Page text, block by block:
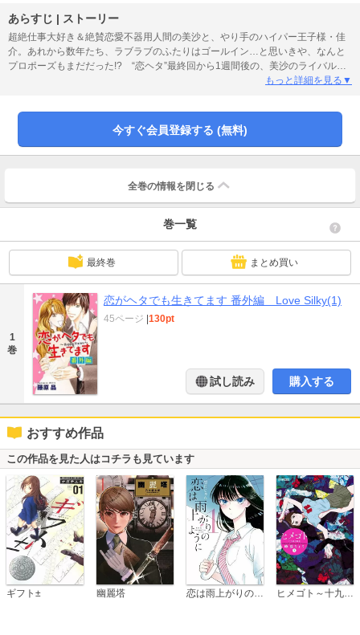
あらすじ | ストーリー
超絶仕事大好き＆絶賛恋愛不器用人間の美沙と、やり手のハイパー王子様・佳
介。あれから数年たち、ラブラブのふたりはゴールイン…と思いきや、なんと
プロポーズもまだだった!? “恋ヘタ”最終回から1週間後の、美沙のライバル同
僚・司と、美沙の親友・千尋のラブラブ(のはず？)新婚生活も合わせて読める、
のおまけ2ページが付いてます！(合計42P)
もっと詳細を見る▼
今すぐ会員登録する (無料)
全巻の情報を 閉じる
巻一覧
最終巻 まとめ買い
1
巻
恋がヘタでも生きてます 番外編 Love Silky(1)
45ページ 130pt
試し読み 購入する
おすすめ作品
この作品を見た人はコチラも見ています
ギフト± 幽麗塔 恋は雨上がりのように ヒメゴト～十九歳の制服～